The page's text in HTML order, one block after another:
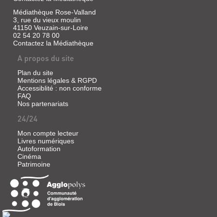
poursuite
d'un
ravisseur
d'enfant
imaginaire...
histoire
tendre
drôle,
teintée
d'absurdité
e...
HERCULE
Vidéo
Musker,
John
|
The
Walt
Disney
(Escape
game
kids)
Dans
cette
aventure
aux
jeunes,
le
joueur
pour
mission
de
sauver
des
animaux
l'intérieur
d'un
zoo.
Avec
des
énigmes
à
résoudre
en
Médiathèque Rose-Valland
3, rue du vieux moulin
41150 Veuzain-sur-Loire
02 54 20 78 00
Contactez la Médiathèque
A propos du site
Plan du site
Mentions légales & RGPD
Accessiblité : non conforme
FAQ
Nos partenariats
24/24
Mon compte lecteur
Livres numériques
Autoformation
Cinéma
Patrimoine